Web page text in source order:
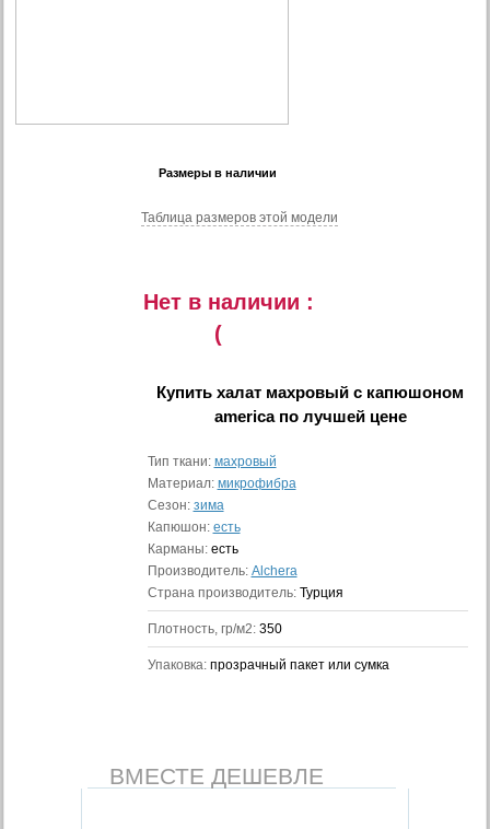
Размеры в наличии
Таблица размеров этой модели
Нет в наличии :
(
Купитьхалат махровый с капюшоном
americaпо лучшей цене
Тип ткани: махровый
Материал: микрофибра
Сезон: зима
Капюшон: есть
Карманы: есть
Производитель: Alchera
Страна производитель: Турция
Плотность, гр/м2: 350
Упаковка: прозрачный пакет или сумка
ВМЕСТЕ ДЕШЕВЛЕ